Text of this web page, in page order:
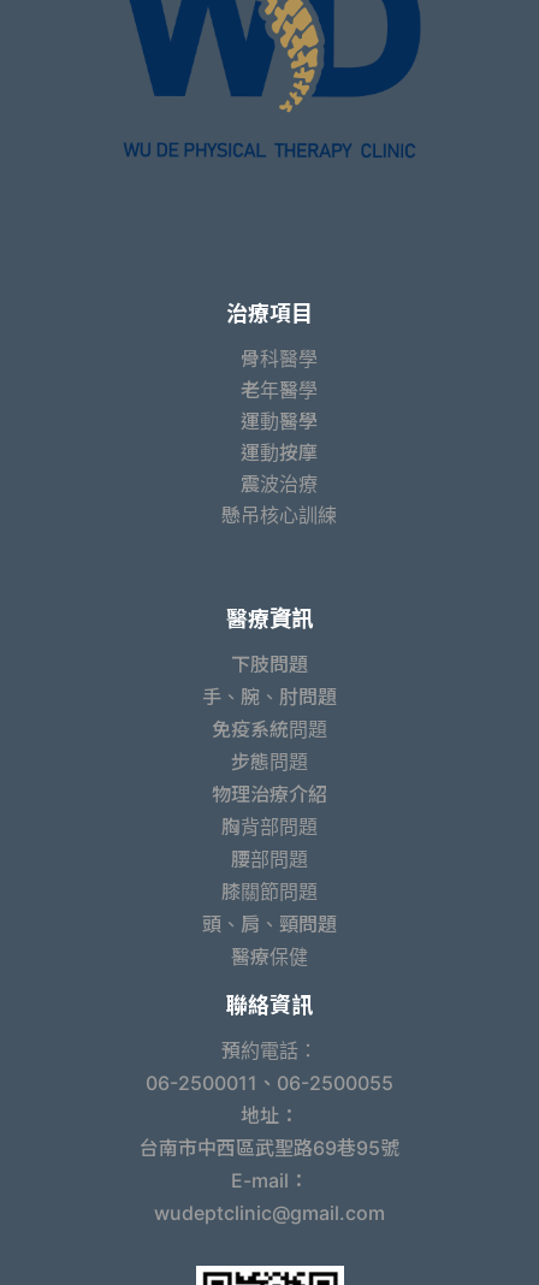
治療項目
骨科醫學
老年醫學
運動醫學
運動按摩
震波治療
懸吊核心訓練
醫療資訊
下肢問題
手、腕、肘問題
免疫系統問題
步態問題
物理治療介紹
胸背部問題
腰部問題
膝關節問題
頭、肩、頸問題
醫療保健
聯絡資訊
預約電話：
06-2500011、06-2500055
地址：
台南市中西區武聖路69巷95號
E-mail：
wudeptclinic@gmail.com